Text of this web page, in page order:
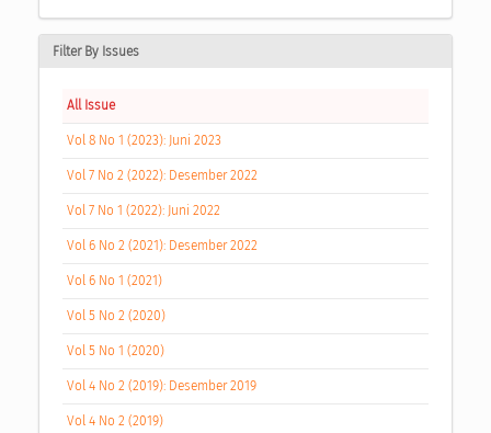
Filter By Issues
All Issue
Vol 8 No 1 (2023): Juni 2023
Vol 7 No 2 (2022): Desember 2022
Vol 7 No 1 (2022): Juni 2022
Vol 6 No 2 (2021): Desember 2022
Vol 6 No 1 (2021)
Vol 5 No 2 (2020)
Vol 5 No 1 (2020)
Vol 4 No 2 (2019): Desember 2019
Vol 4 No 2 (2019)